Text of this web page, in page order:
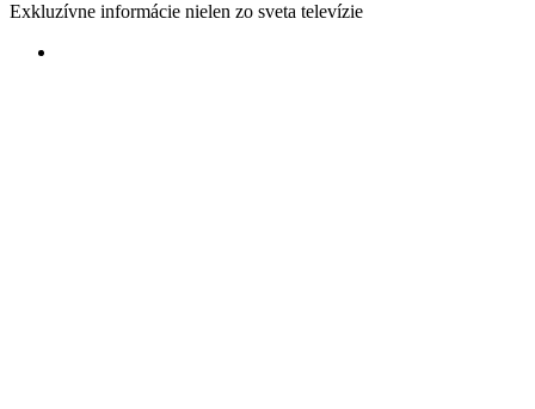
Exkluzívne informácie nielen zo sveta televízie